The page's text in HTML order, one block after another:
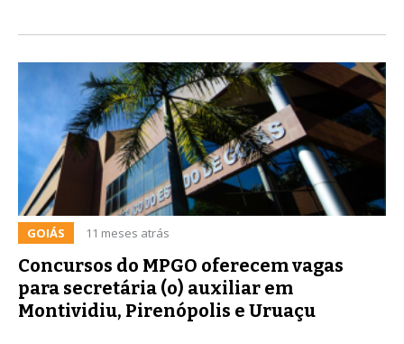
GOIÁS 11 meses atrás
Concursos do MPGO oferecem vagas
para secretária (o) auxiliar em
Montividiu, Pirenópolis e Uruaçu